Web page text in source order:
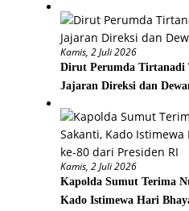
Kamis, 2 Juli 2026
Dirut Perumda Tirtanadi
Jajaran Direksi dan
Kamis, 2 Juli 2026
Kapolda Sumut Terima
Kado Istimewa Hari